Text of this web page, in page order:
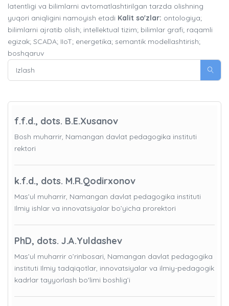
latentligi va bilimlarni avtomatlashtirilgan tarzda olishning
yuqori aniqligini namoyish etadi Kalit so'zlar: ontologiya;
bilimlarni ajratib olish; intellektual tizim; bilimlar grafi; raqamli
egizak; SCADA; IIoT; energetika; semantik modellashtirish;
boshqaruv
f.f.d., dots. B.E.Xusanov
Bosh muharrir, Namangan davlat pedagogika instituti
rektori
k.f.d., dots. M.R.Qodirxonov
Mas’ul muharrir, Namangan davlat pedagogika instituti
Ilmiy ishlar va innovatsiyalar bo’yicha prorektori
PhD, dots. J.A.Yuldashev
Mas’ul muharrir o’rinbosari, Namangan davlat pedagogika
instituti Ilmiy tadqiqotlar, innovatsiyalar va ilmiy-pedagogik
kadrlar tayyorlash bo'limi boshlig’i